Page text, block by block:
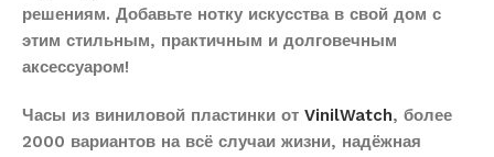
решениям. Добавьте нотку искусства в свой дом с
этим стильным, практичным и долговечным
аксессуаром!
Часы из виниловой пластинки от VinilWatch, более
2000 вариантов на всё случаи жизни, надёжная